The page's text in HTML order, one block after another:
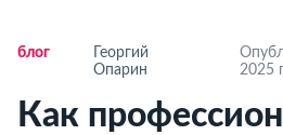
ло
Георгий
Опарин
2025
Как